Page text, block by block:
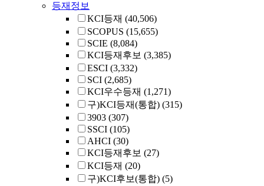
등재정보
KCI등재 (40,506)
SCOPUS (15,655)
SCIE (8,084)
KCI등재후보 (3,385)
ESCI (3,332)
SCI (2,685)
KCI우수등재 (1,271)
구)KCI등재(통합) (315)
3903 (307)
SSCI (105)
AHCI (30)
KCI등재후보 (27)
KCI등재 (20)
구)KCI후보(통합) (5)